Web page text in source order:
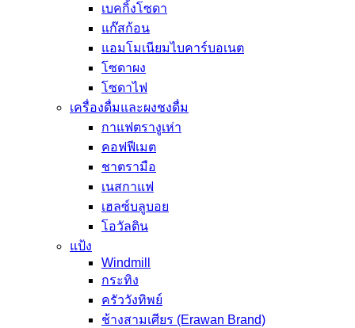
เบคกิ้งโซดา
แก๊สก้อน
แอมโมเนียมไบคาร์บอเนต
โซดาผง
โซดาไฟ
เครื่องดื่มและผงชงดื่ม
กาแฟตรางูเห่า
คอฟฟีเมต
ชาตรามือ
เนสกาแฟ
เฮลซ์บลูบอย
โอวัลติน
แป้ง
Windmill
กระทิง
ครัววังทิพย์
ช้างสามเศียร (Erawan Brand)